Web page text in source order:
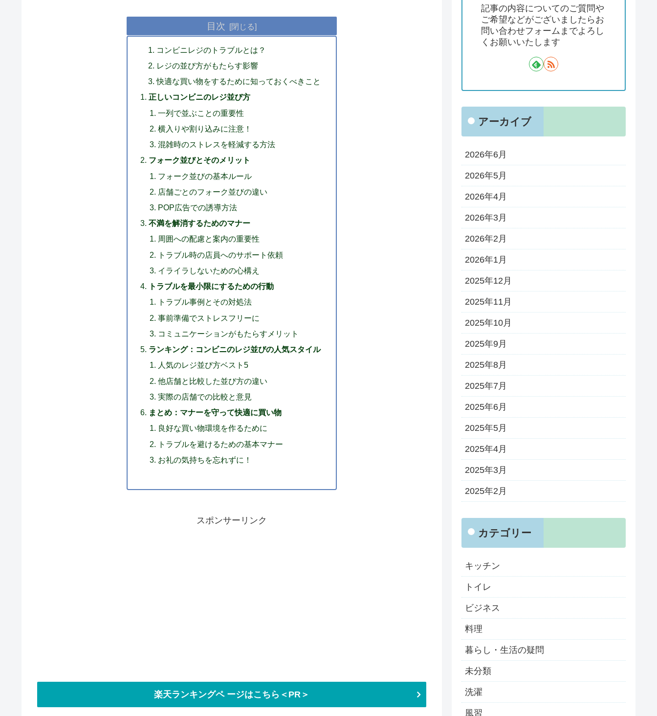
目次
コンビニレジのトラブルとは？
レジの並び方がもたらす影響
快適な買い物をするために知っておくべきこと
正しいコンビニのレジ並び方
一列で並ぶことの重要性
横入りや割り込みに注意！
混雑時のストレスを軽減する方法
フォーク並びとそのメリット
フォーク並びの基本ルール
店舗ごとのフォーク並びの違い
POP広告での誘導方法
不満を解消するためのマナー
周囲への配慮と案内の重要性
トラブル時の店員へのサポート依頼
イライラしないための心構え
トラブルを最小限にするための行動
トラブル事例とその対処法
事前準備でストレスフリーに
コミュニケーションがもたらすメリット
ランキング：コンビニのレジ並びの人気スタイル
人気のレジ並び方ベスト5
他店舗と比較した並び方の違い
実際の店舗での比較と意見
まとめ：マナーを守って快適に買い物
良好な買い物環境を作るために
トラブルを避けるための基本マナー
お礼の気持ちを忘れずに！
スポンサーリンク
楽天ランキングペ ージはこちら＜PR＞
記事の内容についてのご質問や
ご希望などがございましたらお
問い合わせフォームまでよろし
くお願いいたします
アーカイブ
2026年6月
2026年5月
2026年4月
2026年3月
2026年2月
2026年1月
2025年12月
2025年11月
2025年10月
2025年9月
2025年8月
2025年7月
2025年6月
2025年5月
2025年4月
2025年3月
2025年2月
カテゴリー
キッチン
トイレ
ビジネス
料理
暮らし・生活の疑問
未分類
洗濯
風習